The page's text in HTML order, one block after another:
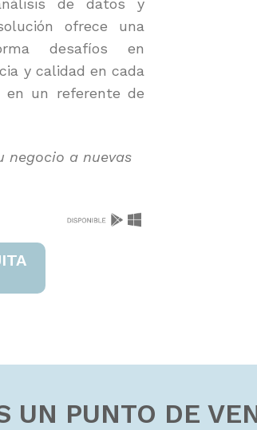
de datos y
ofrece una
desafíos en
y calidad en cada
en un referente de
negocio a nuevas
UN PUNTO DE